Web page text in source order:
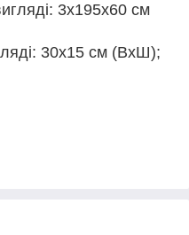
3х195х60 см
30х15 см (ВхШ);